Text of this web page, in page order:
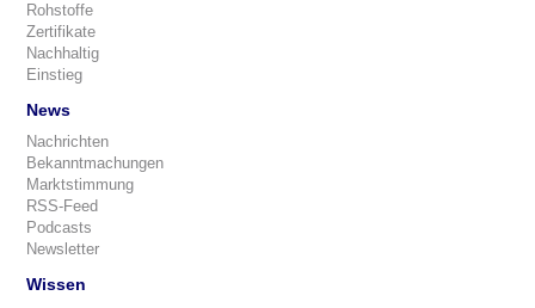
Rohstoffe
Zertifikate
Nachhaltig
Einstieg
News
Nachrichten
Bekanntmachungen
Marktstimmung
RSS-Feed
Podcasts
Newsletter
Wissen